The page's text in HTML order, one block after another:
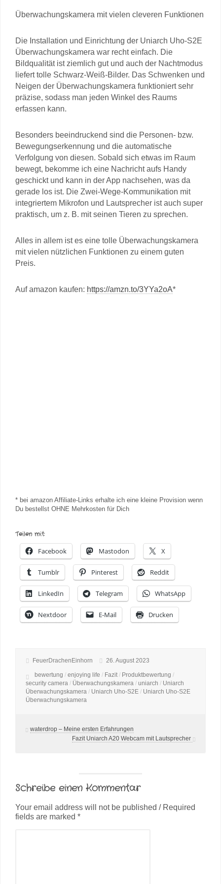
Überwachungskamera mit vielen cleveren Funktionen
Die Installation und Einrichtung der Uniarch Uho-S2E
Überwachungskamera war recht einfach. Die
Bildqualität ist ziemlich gut und auch der Nachtmodus
liefert tolle Schwarz-Weiß-Bilder. Das Schwenken und
Neigen der Überwachungskamera funktioniert sehr
präzise, sodass man jeden Winkel des Raums
erfassen kann.
Besonders beeindruckend sind die Personen- bzw.
Bewegungserkennung und die automatische
Verfolgung von diesen. Sobald sich etwas im Raum
bewegt, bekomme ich eine Nachricht aufs Handy
geschickt und kann in der App nachsehen, was da
gerade los ist. Die Zwei-Wege-Kommunikation mit
integriertem Mikrofon und Lautsprecher ist auch super
praktisch, um z. B. mit seinen Tieren zu sprechen.
Alles in allem ist es eine tolle Überwachungskamera
mit vielen nützlichen Funktionen zu einem guten
Preis.
Auf amazon kaufen: https://amzn.to/3YYa2oA*
* bei amazon Affiliate-Links erhalte ich eine kleine Provision wenn
Du bestellst OHNE Mehrkosten für Dich
Teilen mit:
Facebook Mastodon X
Tumblr Pinterest Reddit
LinkedIn Telegram WhatsApp
Nextdoor E-Mail Drucken
FeuerDrachenEinhorn 26. August 2023
bewertung / enjoying life / Fazit / Produktbewertung /
security camera / Überwachungskamera / uniarch / Uniarch
Überwachungskamera / Uniarch Uho-S2E / Uniarch Uho-S2E
Überwachungskamera
waterdrop – Meine ersten Erfahrungen
Fazit Uniarch A20 Webcam mit Lautsprecher
Schreibe einen Kommentar
Your email address will not be published / Required
fields are marked *